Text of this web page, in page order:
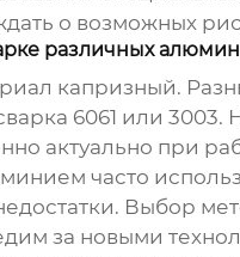
о возможных
различных
капризный.
6061 или
актуально при
часто
Выбор
за новыми